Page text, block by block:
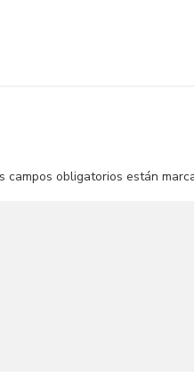
campos obligatorios están